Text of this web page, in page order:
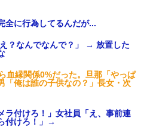
全に行為してるんだが...
？なんでなんで？」 → 放置した
血縁関係0%だった。旦那「やっぱ
俺は誰の子供なの？」長女・次
ラ付けろ！」女社員「え、事前連
付けろ！」→